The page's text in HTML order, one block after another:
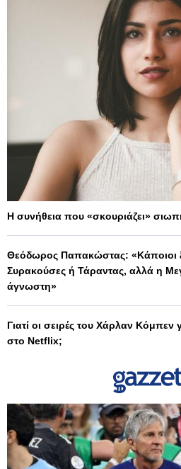
Η συνήθεια που «σκουριάζει»
Θεόδωρος Παπακώστας: «Κάποιοι
Συρακούσες ή Τάραντας, αλλά η
άγνωστη»
Γιατί οι σειρές του Χάρλαν Κόμπεν
στο Netflix;